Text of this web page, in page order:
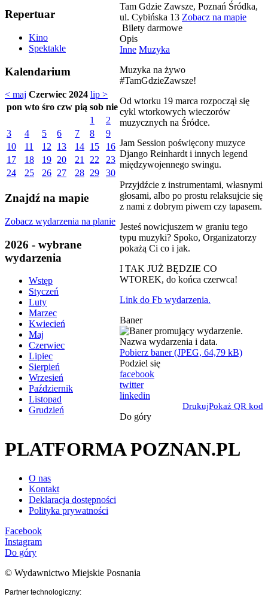
Repertuar
Kino
Spektakle
Kalendarium
< maj Czerwiec 2024 lip >
pon wto śro czw pią sob nie
1
2
3
4 5 6 7 8
9
10
11 12 13 14 15
16
17
18 19 20 21 22
23
24
25 26 27 28 29 30
Znajdź na mapie
Zobacz wydarzenia na planie
2026 - wybrane
wydarzenia
Wstęp
Styczeń
Luty
Marzec
Kwiecień
Maj
Czerwiec
Lipiec
Sierpień
Wrzesień
Październik
Listopad
Grudzień
Tam Gdzie Zawsze, Poznań Śródka,
ul. Cybińska 13 Zobacz na mapie
Bilety darmowe
Opis
Inne Muzyka
Muzyka na żywo
#TamGdzieZawsze!
Od wtorku 19 marca rozpoczął się
cykl wtorkowych wieczorów
muzycznych na Śródce.
Jam Session poświęcony muzyce
Django Reinhardt i innych legend
międzywojennego swingu.
Przyjdźcie z instrumentami, własnymi
głosami, albo po prostu relaksujcie się
z nami z dobrym piwem czy tapasem.
Jesteś nowicjuszem w graniu tego
typu muzyki? Spoko, Organizatorzy
pokażą Ci co i jak.
I TAK JUŻ BĘDZIE CO
WTOREK, do końca czerwca!
Link do Fb wydarzenia.
Baner
Pobierz baner (JPEG, 64,79 kB)
Podziel się
facebook
twitter
linkedin
DrukujPokaż QR kod
Do góry
PLATFORMA POZNAN.PL
O nas
Kontakt
Deklaracja dostępności
Polityka prywatności
Facebook
Instagram
Do góry
© Wydawnictwo Miejskie Posnania
Partner technologiczny: